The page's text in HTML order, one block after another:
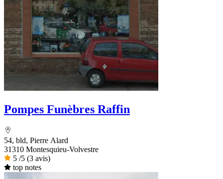
Pompes Funèbres Raffin
54, bld, Pierre Alard
31310 Montesquieu-Volvestre
5 /5 (3 avis)
top notes